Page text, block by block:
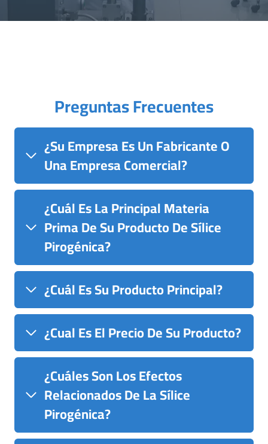
Preguntas Frecuentes
¿Su Empresa Es Un Fabricante O
Una Empresa Comercial?
¿Cuál Es La Principal Materia
Prima De Su Producto De Sílice
Pirogénica?
¿Cuál Es Su Producto Principal?
¿Cual Es El Precio De Su Producto?
¿Cuáles Son Los Efectos
Relacionados De La Sílice
Pirogénica?